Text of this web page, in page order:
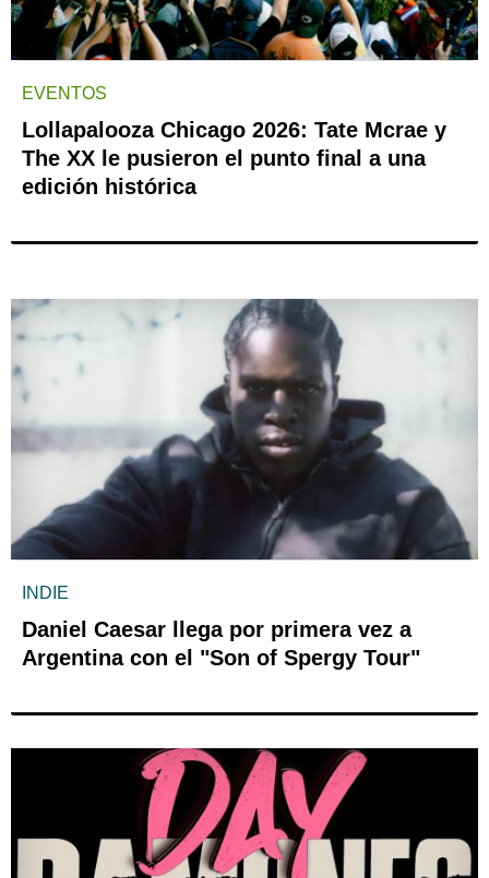
EVENTOS
Lollapalooza Chicago 2026: Tate Mcrae y
The XX le pusieron el punto final a una
edición histórica
INDIE
Daniel Caesar llega por primera vez a
Argentina con el "Son of Spergy Tour"